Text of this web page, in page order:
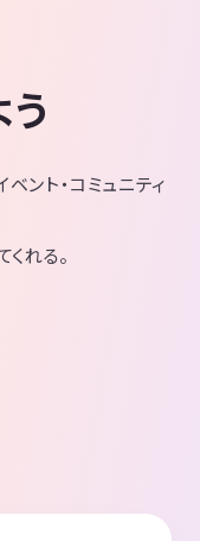
ント・コミュニティ
れる。